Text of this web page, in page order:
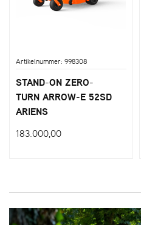
Artikelnummer: 998308
STAND-ON ZERO-
TURN ARROW-E 52SD
ARIENS
183.000,00